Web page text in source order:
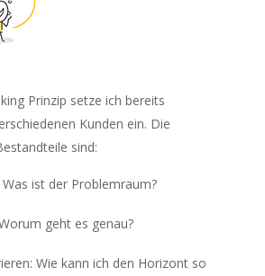
Prinzip setze ich bereits
Kunden ein. Die
sind:
Was ist der Problemraum?
geht es genau?
Wie kann ich den Horizont so